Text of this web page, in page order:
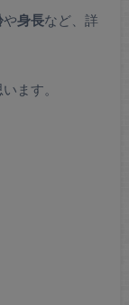
や身長など、詳
ます。